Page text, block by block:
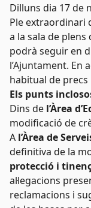
Dilluns dia 17 de
Ple extraordinari
a la sala de plens
podrà seguir en
l’Ajuntament. En
habitual de
Els punts
Dins de l’Àrea
modificació de
A l’Àrea de
definitiva de la
protecció i
al·legacions
reclamacions i